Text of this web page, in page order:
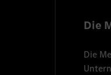
Die
Die